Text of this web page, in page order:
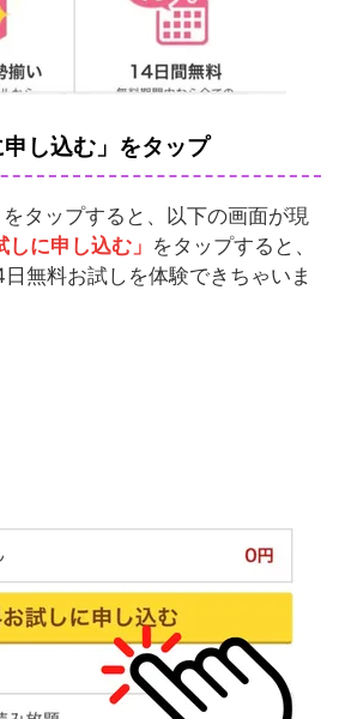
し込む」をタップ
をタップすると、以下の画面が現
しに申し込む」 をタップすると、
無料お試しを体験できちゃいま